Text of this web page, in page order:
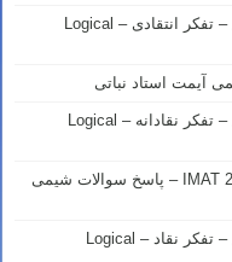
نمونه سوالات آیمت ایتالیا – استدلال و منطق – تفکر انتقادی – Logical
آیمت استاد نباتی
نمونه سوالات آیمت ایتالیا – استدلال و منطق – تفکر نقادانه – Logical
پاسخ سوالات آیمت ۲۰۲۵ ایتالیا – آزمون IMAT 2025 – پاسخ سوالات شیمی
نمونه سوالات آیمت ایتالیا – استدلال و منطق – تفکر نقاد – Logical